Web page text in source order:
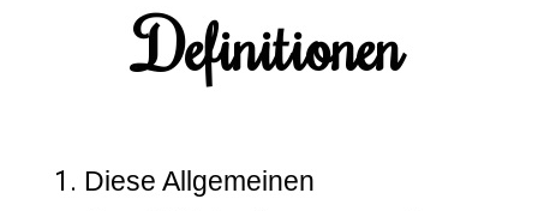
Definitionen
Diese Allgemeinen